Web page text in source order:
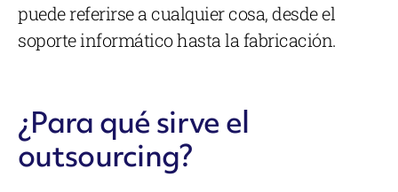
puede referirse a cualquier cosa, desde el
soporte informático hasta la fabricación.
¿Para qué sirve el
outsourcing?